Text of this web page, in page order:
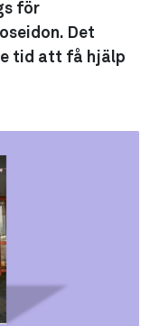
för
Det
tid att få hjälp